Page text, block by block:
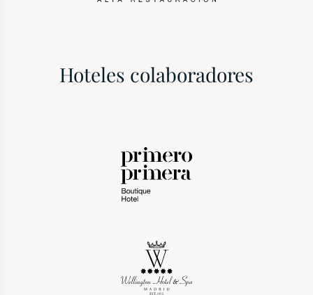
Hoteles colaboradores